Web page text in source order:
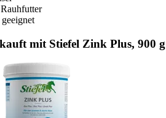
mit Stiefel Zink Plus, 900 g